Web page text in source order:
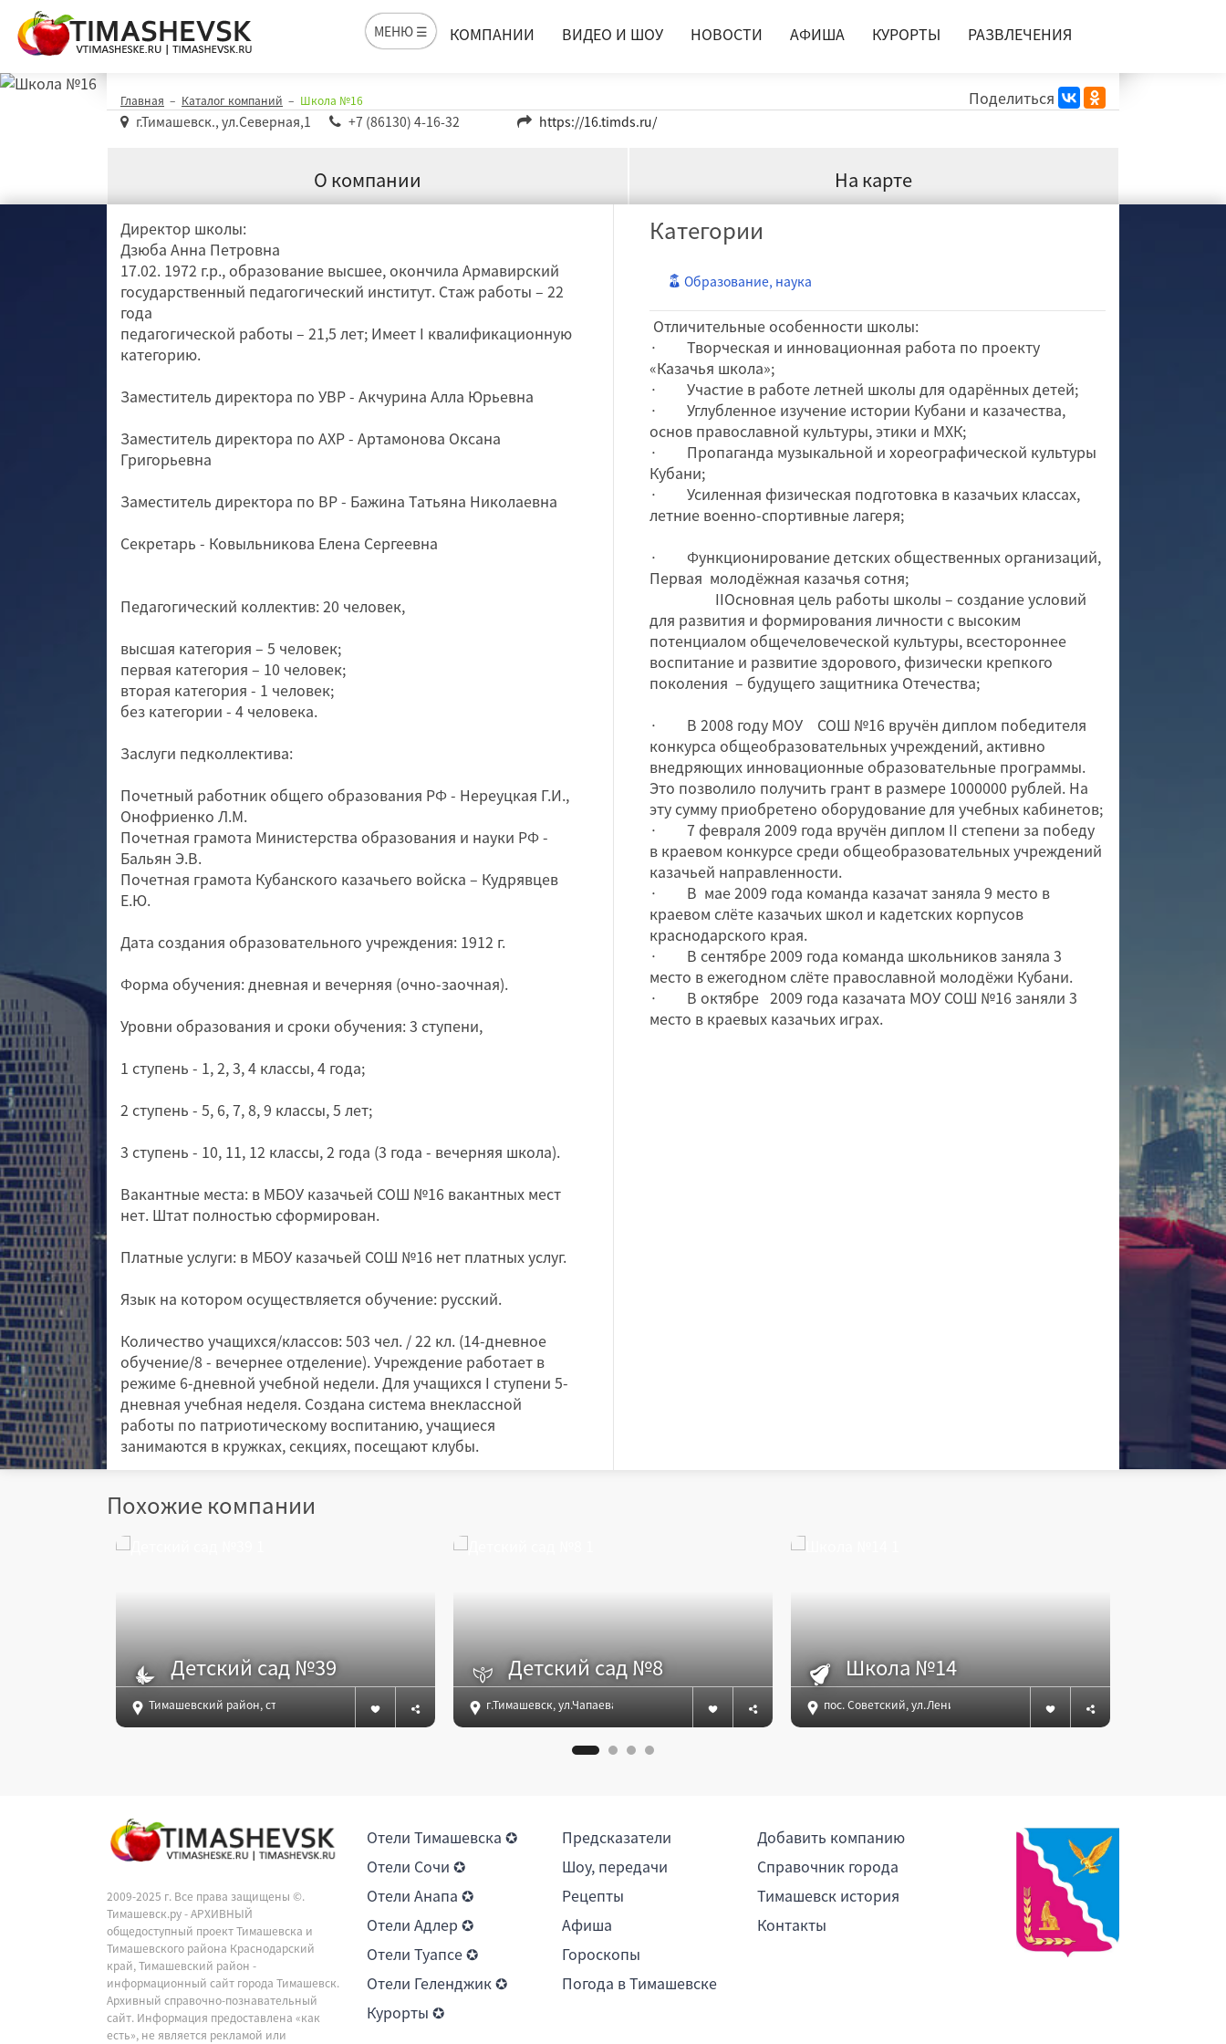
МЕНЮ ☰ КОМПАНИИ ВИДЕО И ШОУ НОВОСТИ АФИША КУРОРТЫ РАЗВЛЕЧЕНИЯ
Школа №16
Главная Каталог компаний Школа №16 Поделиться
г.Тимашевск., ул.Северная,1 +7 (86130) 4-16-32 https://16.timds.ru/
О компании На карте
Директор школы:
Дзюба Анна Петровна
17.02. 1972 г.р., образование высшее, окончила Армавирский
государственный педагогический институт. Стаж работы – 22
года
педагогической работы – 21,5 лет; Имеет I квалификационную
категорию.
Заместитель директора по УВР - Акчурина Алла Юрьевна
Заместитель директора по АХР - Артамонова Оксана
Григорьевна
Заместитель директора по ВР - Бажина Татьяна Николаевна
Секретарь - Ковыльникова Елена Сергеевна
Педагогический коллектив: 20 человек,
высшая категория – 5 человек;
первая категория – 10 человек;
вторая категория - 1 человек;
без категории - 4 человека.
Заслуги педколлектива:
Почетный работник общего образования РФ - Нереуцкая Г.И.,
Онофриенко Л.М.
Почетная грамота Министерства образования и науки РФ -
Бальян Э.В.
Почетная грамота Кубанского казачьего войска – Кудрявцев
Е.Ю.
Дата создания образовательного учреждения: 1912 г.
Форма обучения: дневная и вечерняя (очно-заочная).
Уровни образования и сроки обучения: 3 ступени,
1 ступень - 1, 2, 3, 4 классы, 4 года;
2 ступень - 5, 6, 7, 8, 9 классы, 5 лет;
3 ступень - 10, 11, 12 классы, 2 года (3 года - вечерняя школа).
Вакантные места: в МБОУ казачьей СОШ №16 вакантных мест
нет. Штат полностью сформирован.
Платные услуги: в МБОУ казачьей СОШ №16 нет платных услуг.
Язык на котором осуществляется обучение: русский.
Количество учащихся/классов: 503 чел. / 22 кл. (14-дневное
обучение/8 - вечернее отделение). Учреждение работает в
режиме 6-дневной учебной недели. Для учащихся I ступени 5-
дневная учебная неделя. Создана система внеклассной
работы по патриотическому воспитанию, учащиеся
занимаются в кружках, секциях, посещают клубы.
Категории
Образование, наука
Отличительные особенности школы:
· Творческая и инновационная работа по проекту
«Казачья школа»;
· Участие в работе летней школы для одарённых детей;
· Углубленное изучение истории Кубани и казачества,
основ православной культуры, этики и МХК;
· Пропаганда музыкальной и хореографической культуры
Кубани;
· Усиленная физическая подготовка в казачьих классах,
летние военно-спортивные лагеря;
· Функционирование детских общественных организаций,
Первая молодёжная казачья сотня;
IIОсновная цель работы школы – создание условий
для развития и формирования личности с высоким
потенциалом общечеловеческой культуры, всестороннее
воспитание и развитие здорового, физически крепкого
поколения – будущего защитника Отечества;
· В 2008 году МОУ СОШ №16 вручён диплом победителя
конкурса общеобразовательных учреждений, активно
внедряющих инновационные образовательные программы.
Это позволило получить грант в размере 1000000 рублей. На
эту сумму приобретено оборудование для учебных кабинетов;
· 7 февраля 2009 года вручён диплом II степени за победу
в краевом конкурсе среди общеобразовательных учреждений
казачьей направленности.
· В мае 2009 года команда казачат заняла 9 место в
краевом слёте казачьих школ и кадетских корпусов
краснодарского края.
· В сентябре 2009 года команда школьников заняла 3
место в ежегодном слёте православной молодёжи Кубани.
· В октябре 2009 года казачата МОУ СОШ №16 заняли 3
место в краевых казачьих играх.
Похожие компании
Детский сад №39
Тимашевский район, ст.Роговская, 168
Детский сад №8
г.Тимашевск, ул.Чапаева, д.65
Школа №14
пос. Советский, ул.Ленина, 19-а
2009-2025 г. Все права защищены ©.
Тимашевск.ру - АРХИВНЫЙ
общедоступный проект Тимашевска и
Тимашевского района Краснодарский
край, Тимашевский район -
информационный сайт города Тимашевск.
Архивный справочно-познавательный
сайт. Информация предоставлена «как
есть», не является рекламой или
Отели Тимашевска ✪
Отели Сочи ✪
Отели Анапа ✪
Отели Адлер ✪
Отели Туапсе ✪
Отели Геленджик ✪
Курорты ✪
Предсказатели
Шоу, передачи
Рецепты
Афиша
Гороскопы
Погода в Тимашевске
Добавить компанию
Справочник города
Тимашевск история
Контакты